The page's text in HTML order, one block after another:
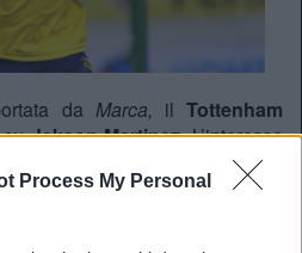
Process My Personal
da Marca, ilTottenham
suJakson Martinez. L’interesse
e secondo quanto riporta il
avrebbero bussato alla porta